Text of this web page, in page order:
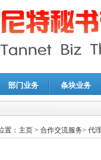
部门业务 条块业务
证
置： 主页 > 合作交流服务> 代